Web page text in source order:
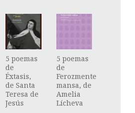
5 poemas
de
Éxtasis,
de Santa
Teresa de
Jesús
5 poemas
de
Ferozmente
mansa, de
Amelia
Lícheva